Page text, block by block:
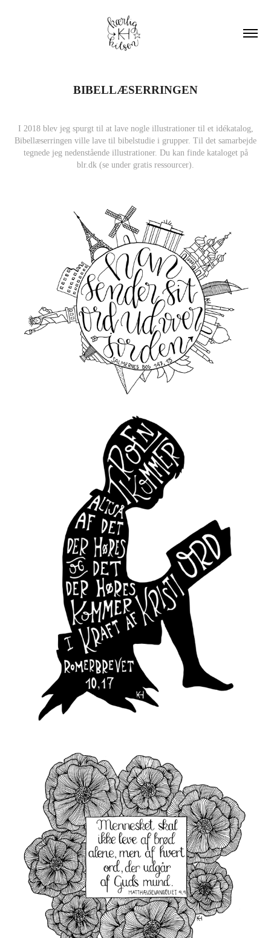
BIBELLÆSERRINGEN
I 2018 blev jeg spurgt til at lave nogle illustrationer til et idékatalog,
Bibellæserringen ville lave til bibelstudie i grupper. Til det samarbejde
tegnede jeg nedenstående illustrationer. Du kan finde kataloget på
blr.dk (se under gratis ressourcer).